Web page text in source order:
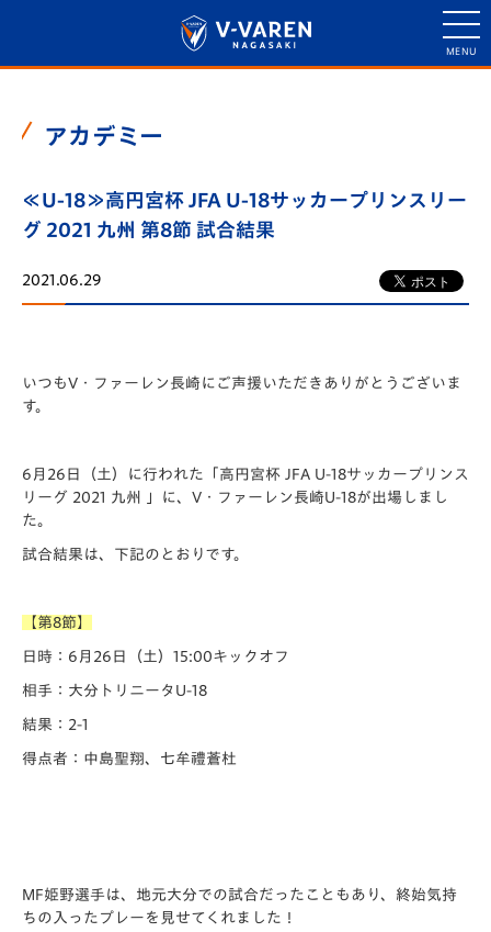
アカデミー
≪U-18≫高円宮杯 JFA U-18サッカープリンスリー
グ 2021 九州 第8節 試合結果
2021.06.29
いつもV・ファーレン長崎にご声援いただきありがとうございま
す。
6月26日（土）に行われた「️高円宮杯 JFA U-18サッカープリンス
リーグ 2021 九州 」に、V・ファーレン長崎U-18が出場しまし
た。
試合結果は、下記のとおりです。
【第8節】
日時：6月26日（土）15:00キックオフ
相手：大分トリニータU-18
結果：2-1
得点者：中島聖翔、七牟禮蒼杜
MF姫野選手は、地元大分での試合だったこともあり、終始気持
ちの入ったプレーを見せてくれました！